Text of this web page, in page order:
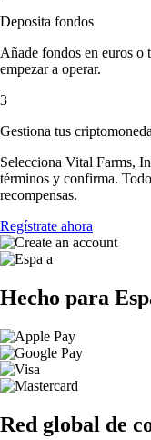
Deposita fondos
Añade fondos en euros o
empezar a operar.
3
Gestiona tus
Selecciona Vital Farms,
términos y confirma.
recompensas.
Regístrate ahora
Hecho para
Red global de